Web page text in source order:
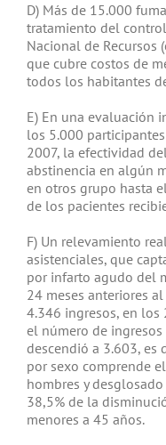
D) Más de 15.000
tratamiento del
Nacional de
que cubre costos de
todos los habitantes
E) En una evaluación
los 5.000
2007, la efectividad
abstinencia en algún
en otros grupo hasta
de los pacientes
F) Un relevamiento
asistenciales, que
por infarto agudo del
24 meses anteriores
4.346 ingresos, en los
el número de
descendió a 3.603, es
por sexo comprende
hombres y
38,5% de la
menores a 45 años.